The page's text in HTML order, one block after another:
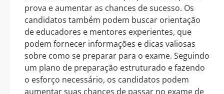
prova e aumentar as chances de sucesso. Os
candidatos também podem buscar orientação
de educadores e mentores experientes, que
podem fornecer informações e dicas valiosas
sobre como se preparar para o exame. Seguindo
um plano de preparação estruturado e fazendo
o esforço necessário, os candidatos podem
aumentar suas chances de passar no exame de